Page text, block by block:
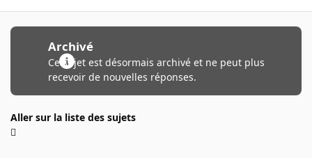
Archivé
Ce sujet est désormais archivé et ne peut plus
recevoir de nouvelles réponses.
Aller sur la liste des sujets